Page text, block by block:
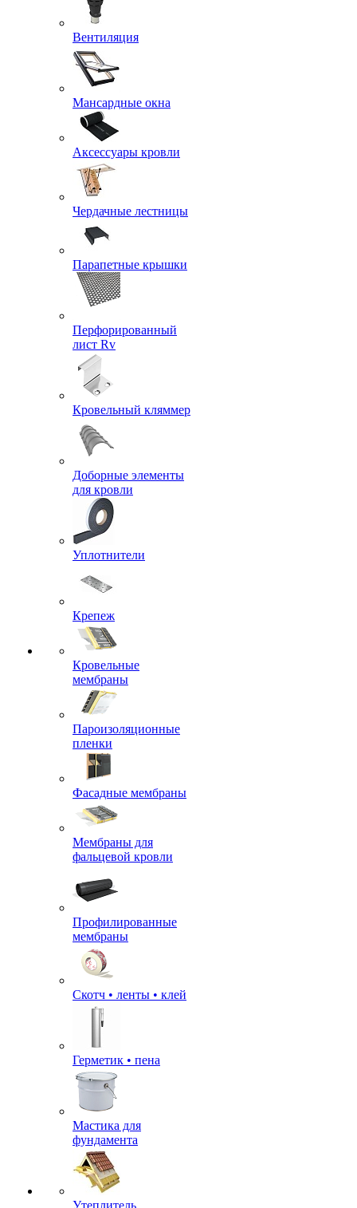
Вентиляция
Мансардные окна
Аксессуары кровли
Чердачные лестницы
Парапетные крышки
Перфорированный
лист Rv
Кровельный кляммер
Доборные элементы
для кровли
Уплотнители
Крепеж
Кровельные
мембраны
Пароизоляционные
пленки
Фасадные мембраны
Мембраны для
фальцевой кровли
Профилированные
мембраны
Скотч • ленты • клей
Герметик • пена
Мастика для
фундамента
Утеплитель